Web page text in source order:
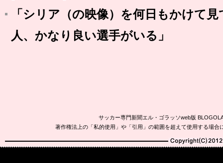
「シリア（の映像）を何日もかけて
人、かなり良い選手がいる」
サッカー専門新聞エル・ゴラッソweb版
著作権法上の「私的使用」や「引用」の範囲を超えて使用する場
Copyright(C)2010-